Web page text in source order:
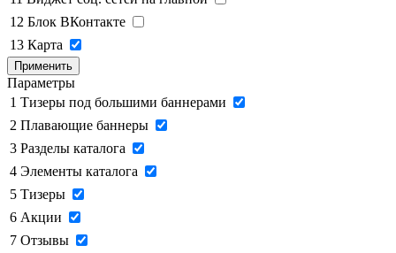
12 Блок ВКонтакте
13 Карта
Применить
Параметры
1 Тизеры под большими баннерами
2 Плавающие баннеры
3 Разделы каталога
4 Элементы каталога
5 Тизеры
6 Акции
7 Отзывы